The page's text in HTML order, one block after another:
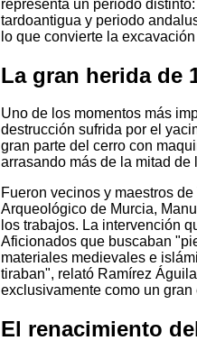
representa un periodo
tardoantigua y periodo
lo que convierte la
La gran herida de
Uno de los momentos más
destrucción sufrida por el
gran parte del cerro con
arrasando más de la mitad
Fueron vecinos y maestros
Arqueológico de Murcia,
los trabajos. La intervención
Aficionados que buscaban
materiales medievales e
tiraban", relató Ramírez
exclusivamente como un
El renacimiento